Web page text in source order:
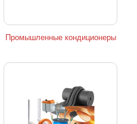
Промышленные кондиционеры